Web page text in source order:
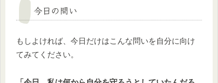
今日の問い
もしよければ、今日だけはこんな問いを自分に向け
てみてください。